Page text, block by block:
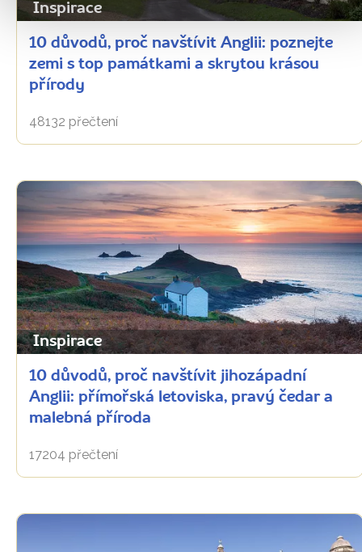
Inspirace
10 důvodů, proč navštívit Anglii: poznejte
zemi s top památkami a skrytou krásou
přírody
48132 přečtení
Inspirace
10 důvodů, proč navštívit jihozápadní
Anglii: přímořská letoviska, pravý čedar a
malebná příroda
17204 přečtení